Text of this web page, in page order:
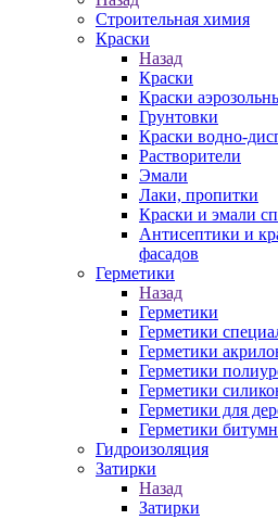
Строительная химия
Краски
Назад
Краски
Краски
Грунтовки
Краски водно-
Растворители
Эмали
Лаки, пропитки
Краски и эмали
Антисептики и
фасадов
Герметики
Назад
Герметики
Герметики
Герметики
Герметики
Герметики
Герметики для
Герметики
Гидроизоляция
Затирки
Назад
Затирки